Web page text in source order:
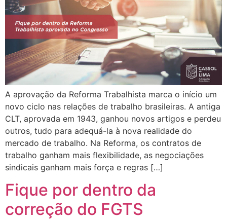
A aprovação da Reforma Trabalhista marca o início um
novo ciclo nas relações de trabalho brasileiras. A antiga
CLT, aprovada em 1943, ganhou novos artigos e perdeu
outros, tudo para adequá-la à nova realidade do
mercado de trabalho. Na Reforma, os contratos de
trabalho ganham mais flexibilidade, as negociações
sindicais ganham mais força e regras […]
Fique por dentro da
correção do FGTS